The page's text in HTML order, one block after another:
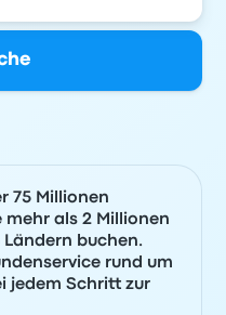
75 Millionen
mehr als 2 Millionen
Ländern buchen.
rund um
jedem Schritt zur